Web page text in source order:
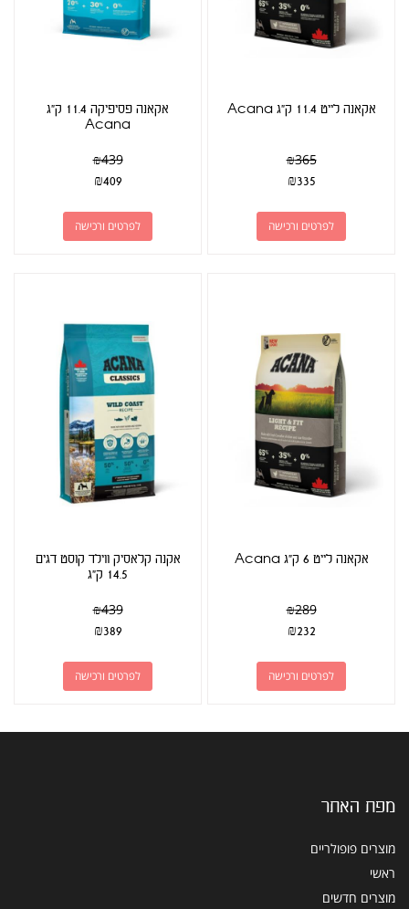
אקאנה לייט 11.4 ק"ג Acana
₪365
₪335
לפרטים ורכישה
אקאנה פסיפיקה 11.4 ק"ג
Acana
₪439
₪409
לפרטים ורכישה
אקאנה לייט 6 ק"ג Acana
₪289
₪232
לפרטים ורכישה
אקנה קלאסיק ווילד קוסט דגים
14.5 ק"ג
₪439
₪389
לפרטים ורכישה
מפת האתר
מוצרים פופולריים
ראשי
מוצרים חדשים